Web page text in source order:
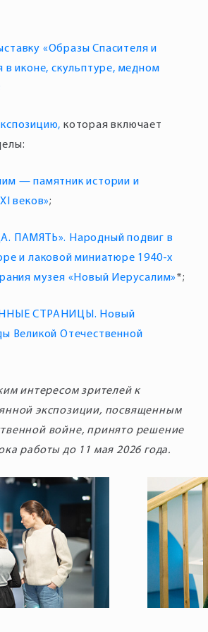
«Образы Спасителя и
в иконе, скульптуре, медном
которая включает
— памятник истории и
веков»
ПАМЯТЬ». Народный подвиг в
и лаковой миниатюре 1940-х
музея «Новый Иерусалим»
СТРАНИЦЫ. Новый
Великой Отечественной
интересом зрителей к
экспозиции, посвященным
войне, принято решение
работы до 11 мая 2026 года.